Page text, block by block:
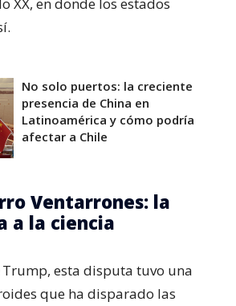
No solo puertos: la creciente
presencia de China en
Latinoamérica y cómo podría
afectar a Chile
Ventarrones: la
a la ciencia
esta disputa tuvo una
que ha disparado las